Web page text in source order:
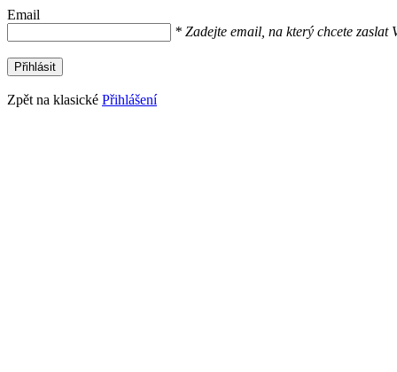
Email
* Zadejte email, na který chcete zaslat
Přihlásit
Zpět na klasické Přihlášení